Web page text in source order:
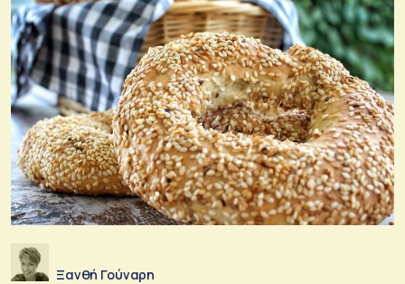
Ξανθή Γούναρη